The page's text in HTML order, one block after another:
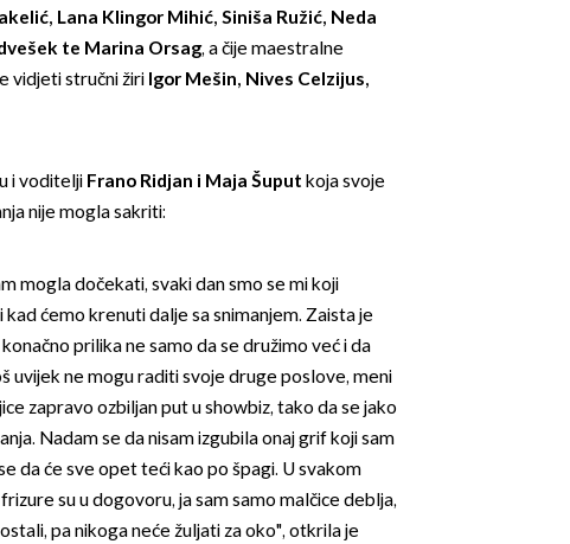
Lana Klingor Mihić, Siniša Ružić, Neda
te Marina Orsag, a čije maestralne
vidjeti stručni žiri Igor Mešin, Nives Celzijus,
i voditelji Frano Ridjan i Maja Šuput koja svoje
nije mogla sakriti:
mogla dočekati, svaki dan smo se mi koji
ćemo krenuti dalje sa snimanjem. Zaista je
prilika ne samo da se družimo već i da
uvijek ne mogu raditi svoje druge poslove, meni
zapravo ozbiljan put u showbiz, tako da se jako
Nadam se da nisam izgubila onaj grif koji sam
da će sve opet teći kao po špagi. U svakom
su u dogovoru, ja sam samo malčice deblja,
pa nikoga neće žuljati za oko", otkrila je